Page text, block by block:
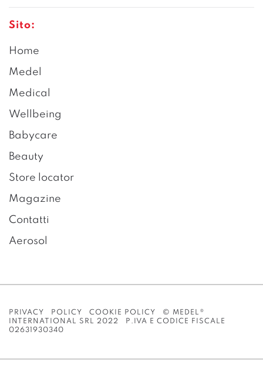
Sito:
Home
Medel
Medical
Wellbeing
Babycare
Beauty
Store locator
Magazine
Contatti
Aerosol
PRIVACY POLICY COOKIE POLICY
© MEDEL®
INTERNATIONAL SRL 2022 P.IVA E CODICE FISCALE
02631930340